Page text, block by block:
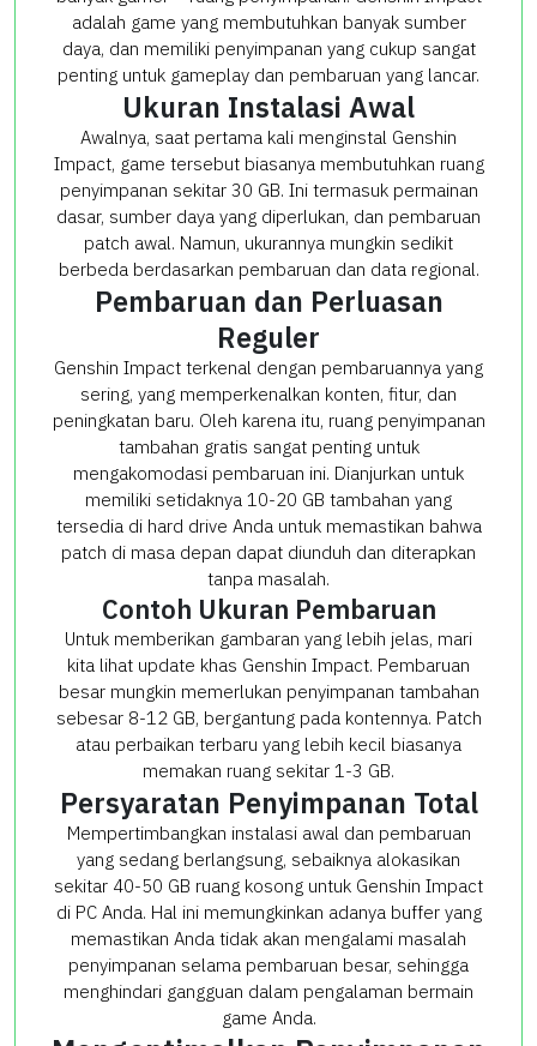
adalah game yang membutuhkan banyak sumber
daya, dan memiliki penyimpanan yang cukup sangat
penting untuk gameplay dan pembaruan yang lancar.
Ukuran Instalasi Awal
Awalnya, saat pertama kali menginstal Genshin
Impact, game tersebut biasanya membutuhkan ruang
penyimpanan sekitar 30 GB. Ini termasuk permainan
dasar, sumber daya yang diperlukan, dan pembaruan
patch awal. Namun, ukurannya mungkin sedikit
berbeda berdasarkan pembaruan dan data regional.
Pembaruan dan Perluasan
Reguler
Genshin Impact terkenal dengan pembaruannya yang
sering, yang memperkenalkan konten, fitur, dan
peningkatan baru. Oleh karena itu, ruang penyimpanan
tambahan gratis sangat penting untuk
mengakomodasi pembaruan ini. Dianjurkan untuk
memiliki setidaknya 10-20 GB tambahan yang
tersedia di hard drive Anda untuk memastikan bahwa
patch di masa depan dapat diunduh dan diterapkan
tanpa masalah.
Contoh Ukuran Pembaruan
Untuk memberikan gambaran yang lebih jelas, mari
kita lihat update khas Genshin Impact. Pembaruan
besar mungkin memerlukan penyimpanan tambahan
sebesar 8-12 GB, bergantung pada kontennya. Patch
atau perbaikan terbaru yang lebih kecil biasanya
memakan ruang sekitar 1-3 GB.
Persyaratan Penyimpanan Total
Mempertimbangkan instalasi awal dan pembaruan
yang sedang berlangsung, sebaiknya alokasikan
sekitar 40-50 GB ruang kosong untuk Genshin Impact
di PC Anda. Hal ini memungkinkan adanya buffer yang
memastikan Anda tidak akan mengalami masalah
penyimpanan selama pembaruan besar, sehingga
menghindari gangguan dalam pengalaman bermain
game Anda.